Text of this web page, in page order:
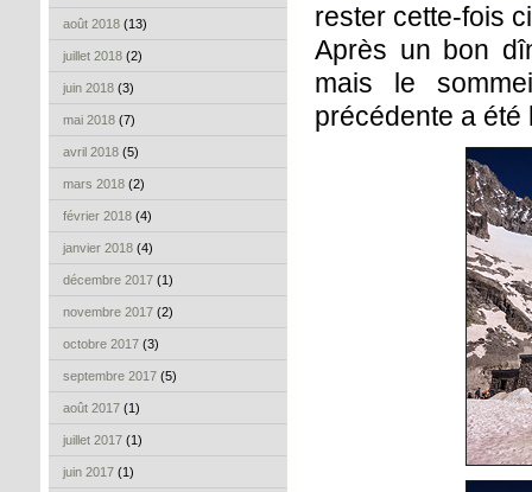
août 2018 (13)
juillet 2018 (2)
juin 2018 (3)
mai 2018 (7)
avril 2018 (5)
mars 2018 (2)
février 2018 (4)
janvier 2018 (4)
décembre 2017 (1)
novembre 2017 (2)
octobre 2017 (3)
septembre 2017 (5)
août 2017 (1)
juillet 2017 (1)
juin 2017 (1)
rester cette-fois
Après un bon
mais le
précédente a été